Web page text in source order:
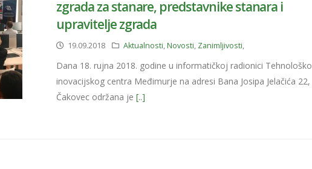
zgrada za stanare, predstavnike stanara i
upravitelje zgrada
19.09.2018 Aktualnosti,Novosti, Zanimljivosti,
Dana 18. rujna 2018. godine u informatičkoj radionici
inovacijskog centra Međimurje na adresi Bana Josipa Jelačića 22,
Čakovec održana je[..]